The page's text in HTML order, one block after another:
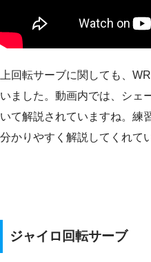
上回転サーブに関しても、
いました。動画内では、シェ
いて解説されていますね。練
分かりやすく解説してくれて
ジャイロ回転サーブ